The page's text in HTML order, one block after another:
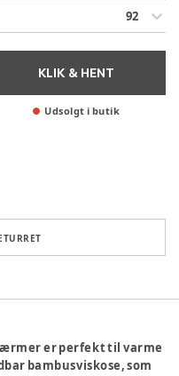
92
KLIK & HENT
Udsolgt i butik
ærmer er perfekt til varme
bambusviskose, som